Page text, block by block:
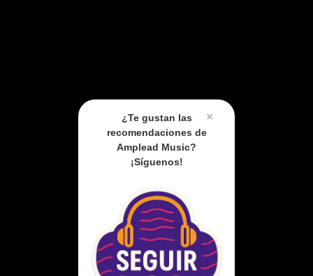
×
¿Te gustan las
recomendaciones de
Amplead Music?
¡Síguenos!